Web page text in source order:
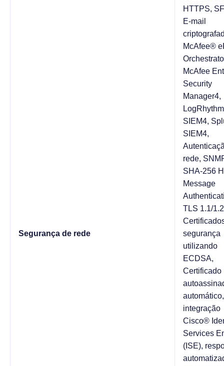
Segurança de rede
HTTPS,
E-mail
McAfee®
McAfee
Security
Manager4,
LogRhythm
SIEM4,
SIEM4,
rede,
SHA-256
Message
TLS 1.1/
segurança
utilizando
ECDSA,
Certificado
automático,
integração
Cisco®
Services
(ISE),